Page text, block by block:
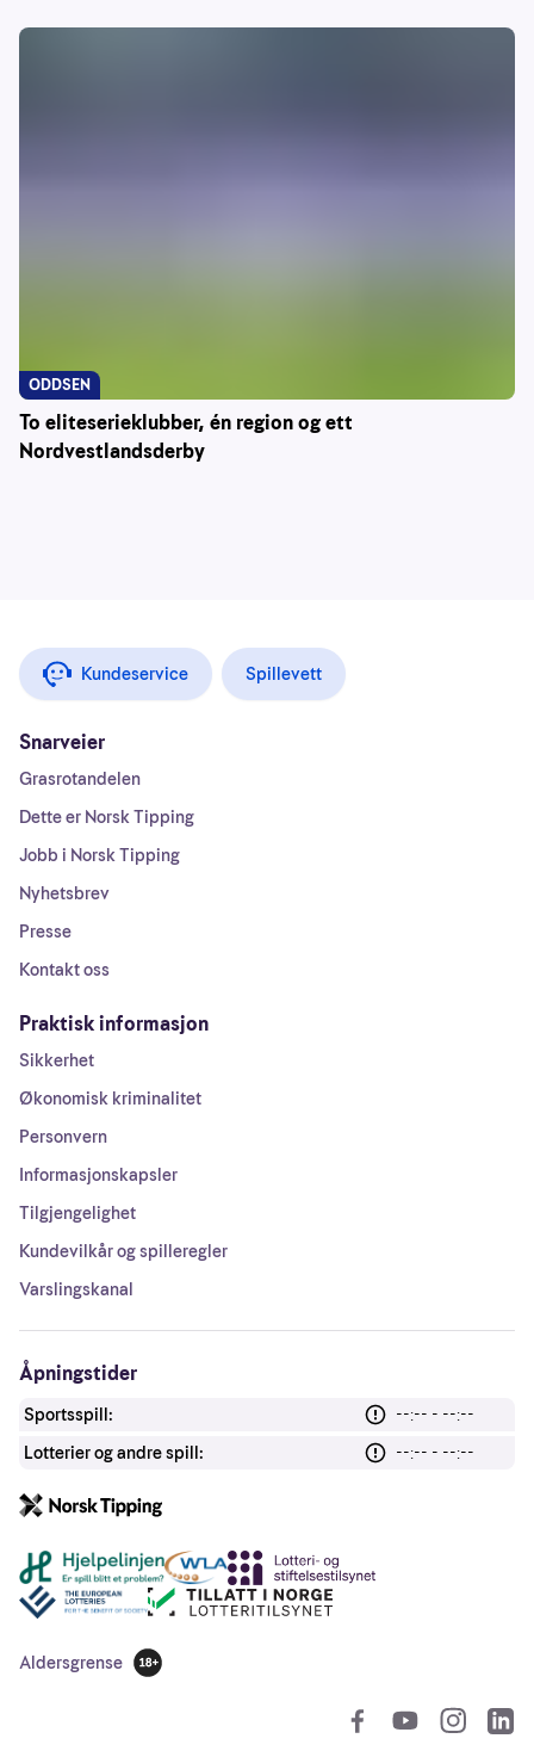
To eliteserieklubber, én region og ett
Nordvestlandsderby
ODDSEN
Kundeservice Spillevett
Snarveier
Grasrotandelen
Dette er Norsk Tipping
Jobb i Norsk Tipping
Nyhetsbrev
Presse
Kontakt oss
Praktisk informasjon
Sikkerhet
Økonomisk kriminalitet
Personvern
Informasjonskapsler
Tilgjengelighet
Kundevilkår og spilleregler
Varslingskanal
Åpningstider
Sportsspill:
--:-- - --:--
Lotterier og andre spill:
--:-- - --:--
Andre lenker
Aldersgrense
18 år